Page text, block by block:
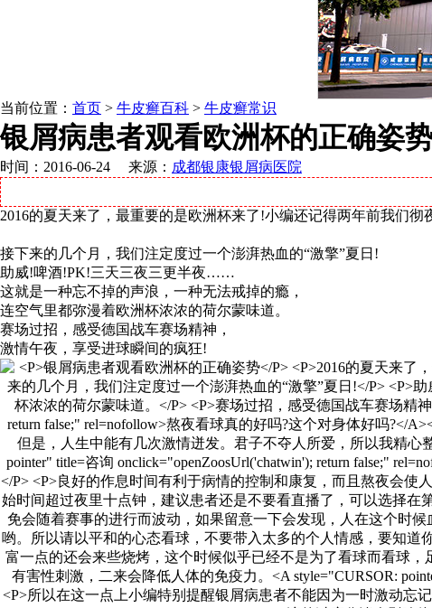
当前位置： 首页 > 牛皮癣百科 > 牛皮癣常识
银屑病患者观看欧洲杯的正确姿
时间：2016-06-24 来源： 成都银康银屑病医院
2016的夏天来了，最重要的是欧洲杯来了!小编还记得两年前我们
接下来的几个月，我们注定度过一个澎湃热血的“激擎”夏日!
助威!啤酒!PK!三天三夜三更半夜……
这就是一种忘不掉的声浪，一种无法戒掉的瘾，
连空气里都弥漫着欧洲杯浓浓的荷尔蒙味道。
赛场过招，感受德国战车赛场精神，
激情午夜，享受进球瞬间的疯狂!